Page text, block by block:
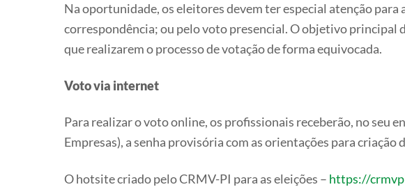
Na oportunidade, os eleitores devem ter especial atenção
correspondência; ou pelo voto presencial. O objetivo principal
que realizarem o processo de votação de forma equivocada.
Voto via internet
Para realizar o voto online, os profissionais receberão, no seu
Empresas), a senha provisória com as orientações para criação
O hotsite criado pelo CRMV-PI para as eleições – https://